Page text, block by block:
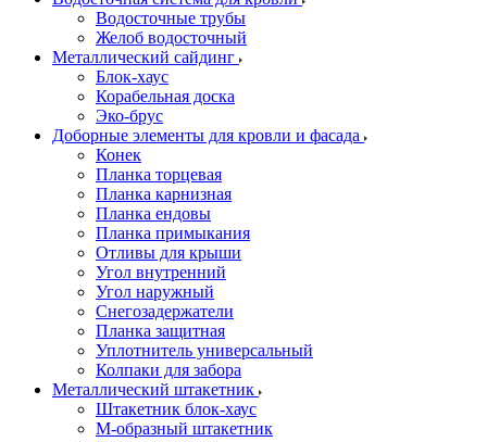
Водосточные трубы
Желоб водосточный
Металлический сайдинг
Блок-хаус
Корабельная доска
Эко-брус
Доборные элементы для кровли и фасада
Конек
Планка торцевая
Планка карнизная
Планка ендовы
Планка примыкания
Отливы для крыши
Угол внутренний
Угол наружный
Снегозадержатели
Планка защитная
Уплотнитель универсальный
Колпаки для забора
Металлический штакетник
Штакетник блок-хаус
М-образный штакетник